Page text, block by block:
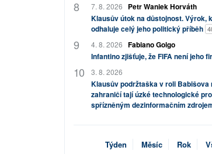
7. 8. 2026
Petr Waniek Horváth
Klausův útok na důstojnost. Výrok,
odhaluje celý jeho politický příběh
4. 8. 2026 Fabiano Golgo
Infantino zjišťuje, že FIFA není jeho
3. 8. 2026
Klausův podržtaška v roli Babišova
zahraničí tají úzké technologické
spřízněným dezinformačním
Týden Měsíc Rok